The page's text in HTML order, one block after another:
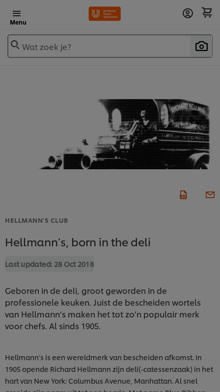
Menu
Wat zoek je?
HELLMANN'S CLUB
Hellmann’s, born in the deli
Last updated: 28 Oct 2018
Geboren in de deli, groot geworden in de
professionele keuken. Juist de bescheiden wortels
van Hellmann’s maken het tot zo’n populair merk
voor chefs. Al sinds 1905.
Hellmann’s is een wereldmerk van bescheiden afkomst. In
1905 opende Richard Hellmann zijn deli(-catessenzaak) in het
hart van New York: Columbus Avenue, Manhattan. Al snel